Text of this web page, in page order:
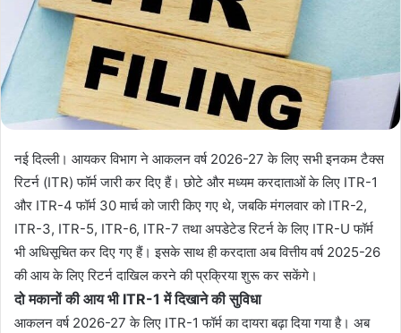
नई दिल्ली। आयकर विभाग ने आकलन वर्ष 2026-27 के लिए सभी इनकम टैक्स
रिटर्न (ITR) फॉर्म जारी कर दिए हैं। छोटे और मध्यम करदाताओं के लिए ITR-1
और ITR-4 फॉर्म 30 मार्च को जारी किए गए थे, जबकि मंगलवार को ITR-2,
ITR-3, ITR-5, ITR-6, ITR-7 तथा अपडेटेड रिटर्न के लिए ITR-U फॉर्म
भी अधिसूचित कर दिए गए हैं। इसके साथ ही करदाता अब वित्तीय वर्ष 2025-26
की आय के लिए रिटर्न दाखिल करने की प्रक्रिया शुरू कर सकेंगे।
दो मकानों की आय भी ITR-1 में दिखाने की सुविधा
आकलन वर्ष 2026-27 के लिए ITR-1 फॉर्म का दायरा बढ़ा दिया गया है। अब